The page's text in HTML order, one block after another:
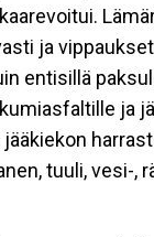
ja
entisillä
ja
tuuli, vesi-,